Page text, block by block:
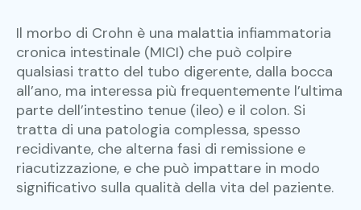
Il morbo di Crohn è una malattia infiammatoria
cronica intestinale (MICI) che può colpire
qualsiasi tratto del tubo digerente, dalla bocca
all’ano, ma interessa più frequentemente l’ultima
parte dell’intestino tenue (ileo) e il colon. Si
tratta di una patologia complessa, spesso
recidivante, che alterna fasi di remissione e
riacutizzazione, e che può impattare in modo
significativo sulla qualità della vita del paziente.